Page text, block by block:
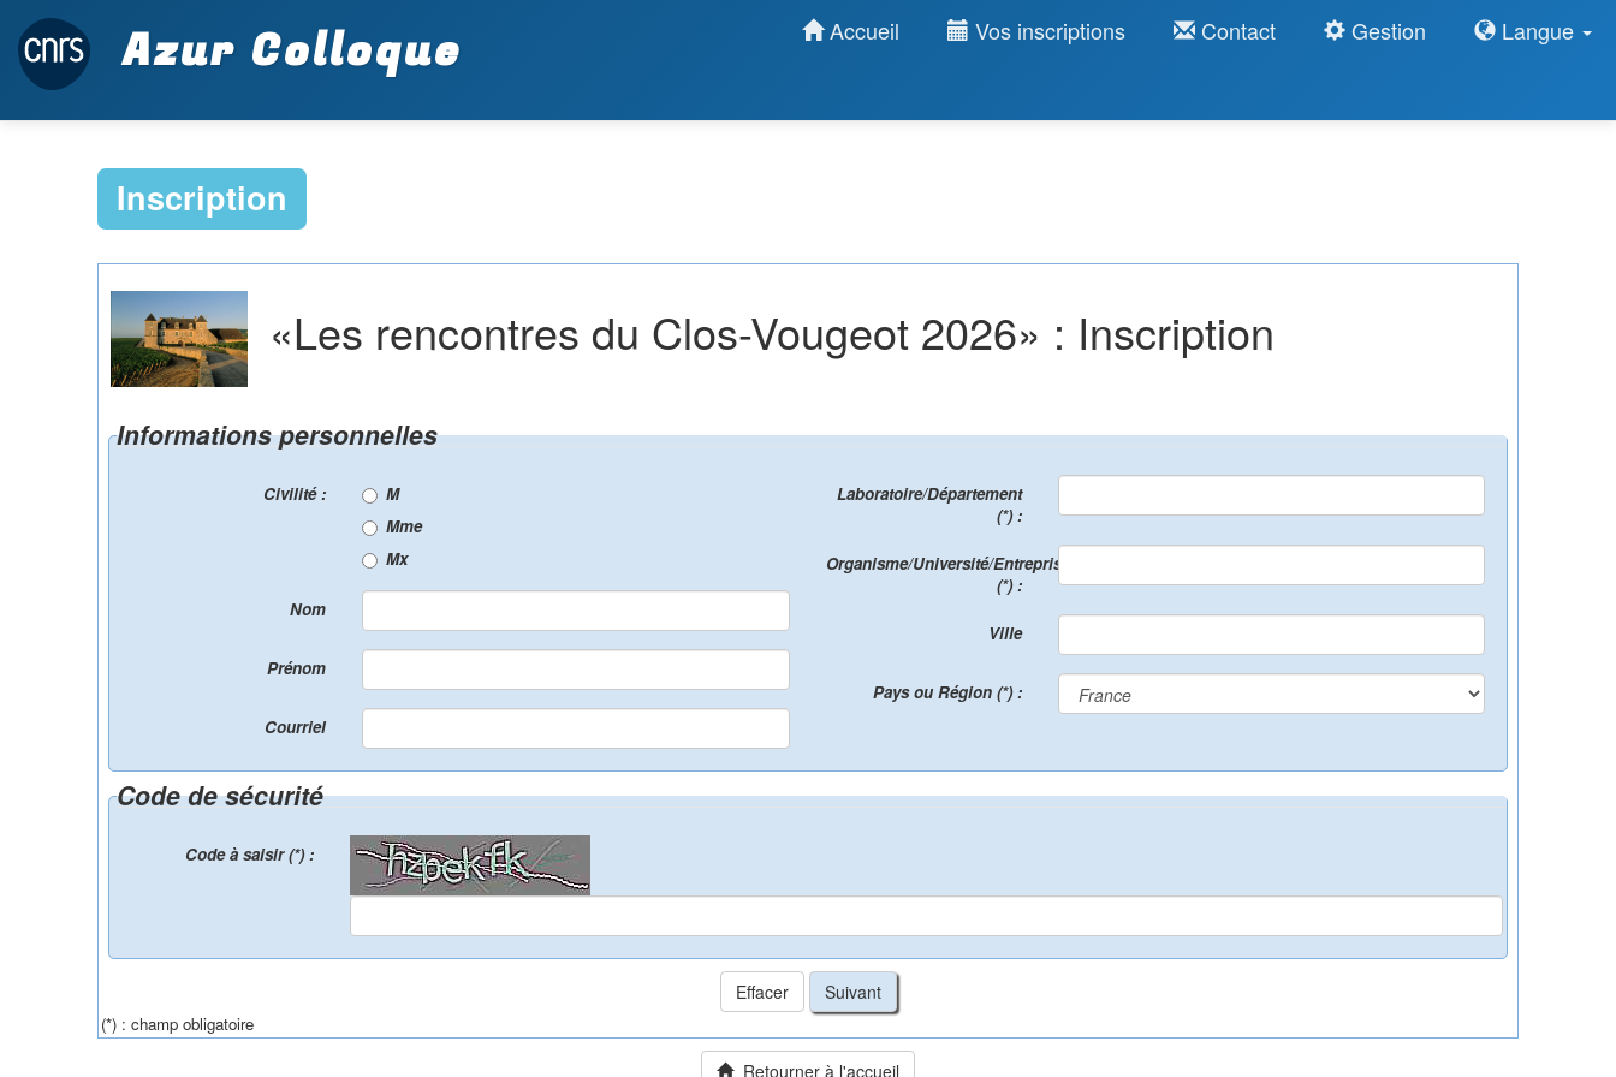
Azur Colloque Accueil Vos inscriptions Contact Gestion Langue
Inscription
«Les rencontres du Clos-Vougeot 2026» : Inscription
Informations personnelles
Civilité :
M
Mme
Mx
Nom
Prénom
Courriel
Laboratoire/Département
(*) :
Organisme/Université/Entreprise
(*) :
Ville
Pays ou Région (*) :
Code de sécurité
Code à saisir (*) :
(*) : champ obligatoire
Retourner à l'accueil